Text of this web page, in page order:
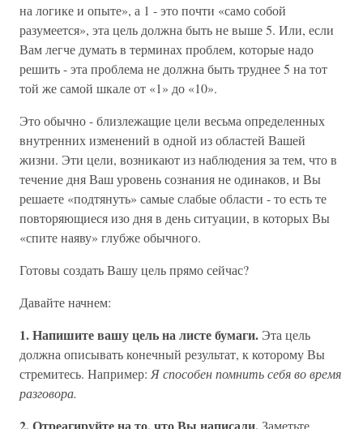
на логике и опыте», а 1 - это почти «само собой
разумеется», эта цель должна быть не выше 5. Или, если
Вам легче думать в терминах проблем, которые надо
решить - эта проблема не должна быть труднее 5 на тот
той же самой шкале от «1» до «10».
Это обычно - близлежащие цели весьма определенных
внутренних изменений в одной из областей Вашей
жизни. Эти цели, возникают из наблюдения за тем, что в
течение дня Ваш уровень сознания не одинаков, и Вы
решаете «подтянуть» самые слабые области - то есть те
повторяющиеся изо дня в день ситуации, в которых Вы
«спите наяву» глубже обычного.
Готовы создать Вашу цель прямо сейчас?
Давайте начнем:
1. Напишите вашу цель на листе бумаги. Эта цель
должна описывать конечный результат, к которому Вы
стремитесь. Например: Я способен помнить себя во время
разговора.
Заметьте,